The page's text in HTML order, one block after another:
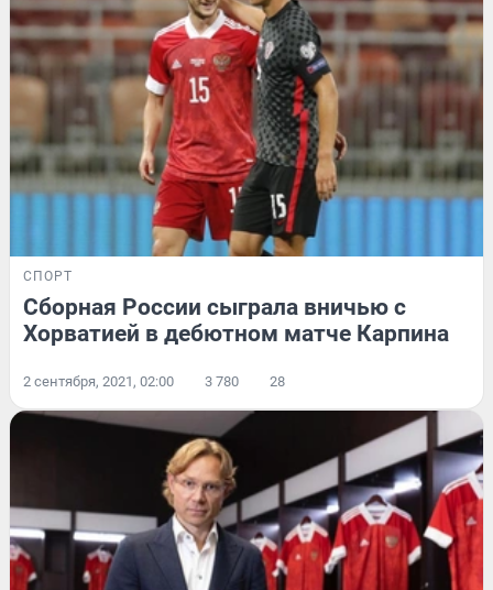
СПОРТ
Сборная России сыграла вничью с
Хорватией в дебютном матче Карпина
2 сентября, 2021, 02:00 3 780 28